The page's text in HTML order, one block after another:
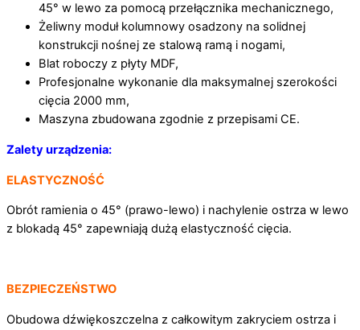
45° w lewo za pomocą przełącznika mechanicznego,
Żeliwny moduł kolumnowy osadzony na solidnej
konstrukcji nośnej ze stalową ramą i nogami,
Blat roboczy z płyty MDF,
Profesjonalne wykonanie dla maksymalnej szerokości
cięcia 2000 mm,
Maszyna zbudowana zgodnie z przepisami CE.
Zalety urządzenia:
ELASTYCZNOŚĆ
Obrót ramienia o 45° (prawo-lewo) i nachylenie ostrza w lewo
z blokadą 45° zapewniają dużą elastyczność cięcia.
BEZPIECZEŃSTWO
Obudowa dźwiękoszczelna z całkowitym zakryciem ostrza i